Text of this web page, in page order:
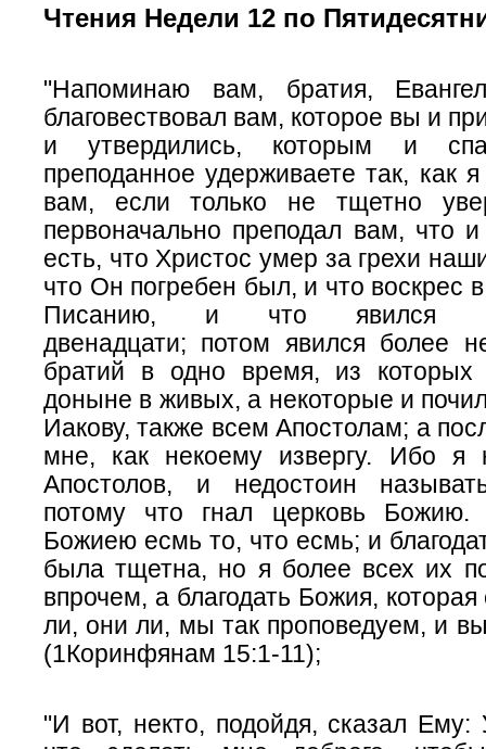
Чтения Недели 12 по
"Напоминаю вам, братия,
благовествовал вам, которое вы и
и утвердились, которым и
преподанное удерживаете так, как я
вам, если только не тщетно
первоначально преподал вам, что
есть, что Христос умер за грехи
что Он погребен был, и что воскрес
Писанию, и что явился
двенадцати; потом явился более
братий в одно время, из которых
доныне в живых, а некоторые и
Иакову, также всем Апостолам; а
мне, как некоему извергу. Ибо я
Апостолов, и недостоин
потому что гнал церковь Божию.
Божиею есмь то, что есмь; и
была тщетна, но я более всех их
впрочем, а благодать Божия,
ли, они ли, мы так проповедуем, и
(1Коринфянам 15:1-11);
"И вот, некто, подойдя, сказал Ему: